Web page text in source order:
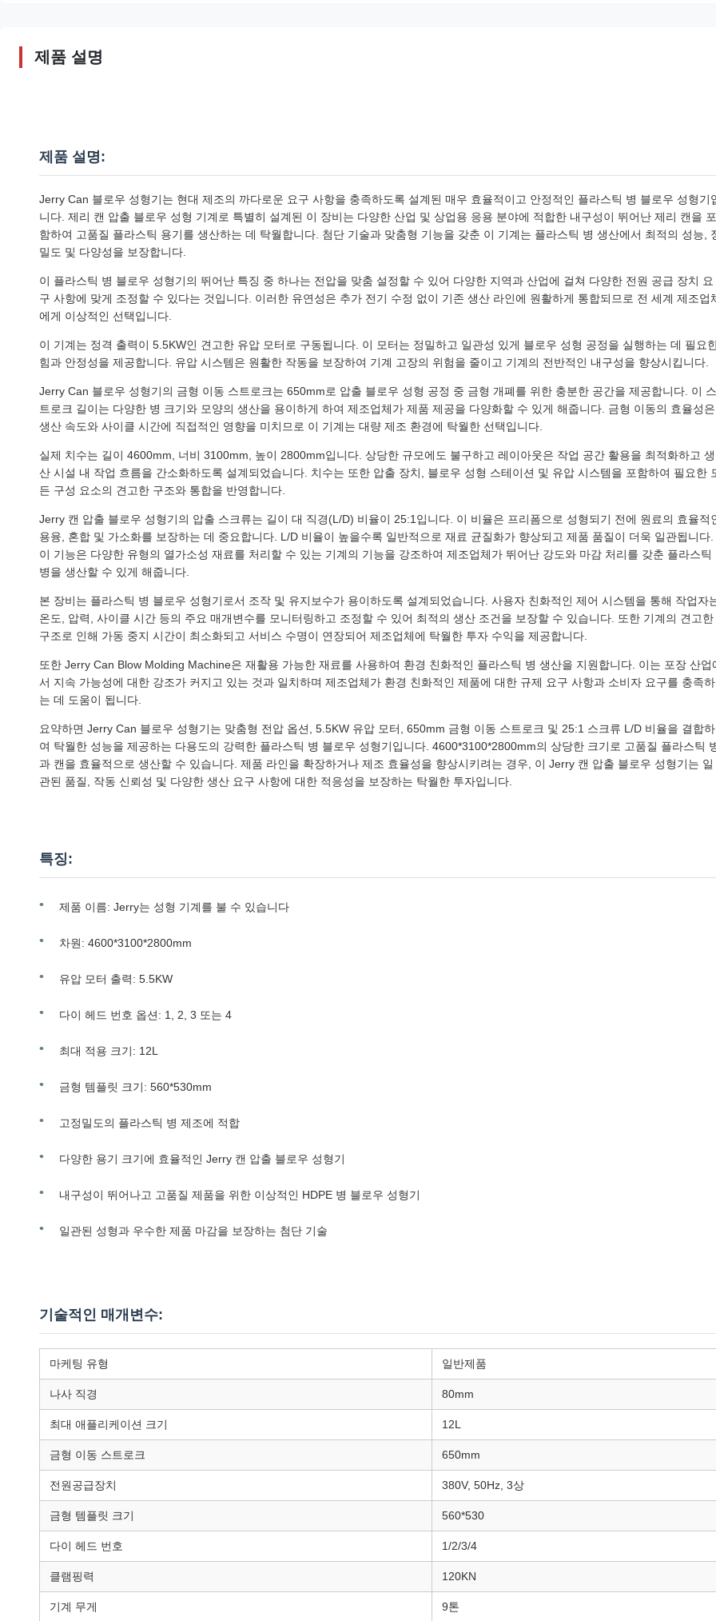
제품 설명
제품 설명:
Jerry Can 블로우 성형기는 현대 제조의 까다로운 요구 사항을 충족하도록 설계된 매우 효율적이고 안정적인 플라스틱 병 블로우 성형기
니다. 제리 캔 압출 블로우 성형 기계로 특별히 설계된 이 장비는 다양한 산업 및 상업용 응용 분야에 적합한 내구성이 뛰어난 제리 캔을 포
함하여 고품질 플라스틱 용기를 생산하는 데 탁월합니다. 첨단 기술과 맞춤형 기능을 갖춘 이 기계는 플라스틱 병 생산에서 최적의 성능,
밀도 및 다양성을 보장합니다.
이 플라스틱 병 블로우 성형기의 뛰어난 특징 중 하나는 전압을 맞춤 설정할 수 있어 다양한 지역과 산업에 걸쳐 다양한 전원 공급 장치 요
구 사항에 맞게 조정할 수 있다는 것입니다. 이러한 유연성은 추가 전기 수정 없이 기존 생산 라인에 원활하게 통합되므로 전 세계 제조업
에게 이상적인 선택입니다.
이 기계는 정격 출력이 5.5KW인 견고한 유압 모터로 구동됩니다. 이 모터는 정밀하고 일관성 있게 블로우 성형 공정을 실행하는 데 필요
힘과 안정성을 제공합니다. 유압 시스템은 원활한 작동을 보장하여 기계 고장의 위험을 줄이고 기계의 전반적인 내구성을 향상시킵니다.
Jerry Can 블로우 성형기의 금형 이동 스트로크는 650mm로 압출 블로우 성형 공정 중 금형 개폐를 위한 충분한 공간을 제공합니다. 이 스
트로크 길이는 다양한 병 크기와 모양의 생산을 용이하게 하여 제조업체가 제품 제공을 다양화할 수 있게 해줍니다. 금형 이동의 효율성은
생산 속도와 사이클 시간에 직접적인 영향을 미치므로 이 기계는 대량 제조 환경에 탁월한 선택입니다.
실제 치수는 길이 4600mm, 너비 3100mm, 높이 2800mm입니다. 상당한 규모에도 불구하고 레이아웃은 작업 공간 활용을 최적화하고 생
산 시설 내 작업 흐름을 간소화하도록 설계되었습니다. 치수는 또한 압출 장치, 블로우 성형 스테이션 및 유압 시스템을 포함하여 필요한
든 구성 요소의 견고한 구조와 통합을 반영합니다.
Jerry 캔 압출 블로우 성형기의 압출 스크류는 길이 대 직경(L/D) 비율이 25:1입니다. 이 비율은 프리폼으로 성형되기 전에 원료의 효율적
용융, 혼합 및 가소화를 보장하는 데 중요합니다. L/D 비율이 높을수록 일반적으로 재료 균질화가 향상되고 제품 품질이 더욱 일관됩니다.
이 기능은 다양한 유형의 열가소성 재료를 처리할 수 있는 기계의 기능을 강조하여 제조업체가 뛰어난 강도와 마감 처리를 갖춘 플라스틱
병을 생산할 수 있게 해줍니다.
본 장비는 플라스틱 병 블로우 성형기로서 조작 및 유지보수가 용이하도록 설계되었습니다. 사용자 친화적인 제어 시스템을 통해 작업자
온도, 압력, 사이클 시간 등의 주요 매개변수를 모니터링하고 조정할 수 있어 최적의 생산 조건을 보장할 수 있습니다. 또한 기계의 견고한
구조로 인해 가동 중지 시간이 최소화되고 서비스 수명이 연장되어 제조업체에 탁월한 투자 수익을 제공합니다.
또한 Jerry Can Blow Molding Machine은 재활용 가능한 재료를 사용하여 환경 친화적인 플라스틱 병 생산을 지원합니다. 이는 포장 산업
서 지속 가능성에 대한 강조가 커지고 있는 것과 일치하며 제조업체가 환경 친화적인 제품에 대한 규제 요구 사항과 소비자 요구를 충족하
는 데 도움이 됩니다.
요약하면 Jerry Can 블로우 성형기는 맞춤형 전압 옵션, 5.5KW 유압 모터, 650mm 금형 이동 스트로크 및 25:1 스크류 L/D 비율을 결합하
여 탁월한 성능을 제공하는 다용도의 강력한 플라스틱 병 블로우 성형기입니다. 4600*3100*2800mm의 상당한 크기로 고품질 플라스틱
과 캔을 효율적으로 생산할 수 있습니다. 제품 라인을 확장하거나 제조 효율성을 향상시키려는 경우, 이 Jerry 캔 압출 블로우 성형기는 일
관된 품질, 작동 신뢰성 및 다양한 생산 요구 사항에 대한 적응성을 보장하는 탁월한 투자입니다.
특징:
제품 이름: Jerry는 성형 기계를 불 수 있습니다
차원: 4600*3100*2800mm
유압 모터 출력: 5.5KW
다이 헤드 번호 옵션: 1, 2, 3 또는 4
최대 적용 크기: 12L
금형 템플릿 크기: 560*530mm
고정밀도의 플라스틱 병 제조에 적합
다양한 용기 크기에 효율적인 Jerry 캔 압출 블로우 성형기
내구성이 뛰어나고 고품질 제품을 위한 이상적인 HDPE 병 블로우 성형기
일관된 성형과 우수한 제품 마감을 보장하는 첨단 기술
기술적인 매개변수:
마케팅 유형 일반제품
나사 직경 80mm
최대 애플리케이션 크기 12L
금형 이동 스트로크 650mm
전원공급장치 380V, 50Hz, 3상
금형 템플릿 크기 560*530
다이 헤드 번호 1/2/3/4
클램핑력 120KN
기계 무게 9톤